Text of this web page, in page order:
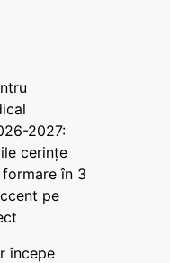
2027:
cerințe
în 3
pe
începe